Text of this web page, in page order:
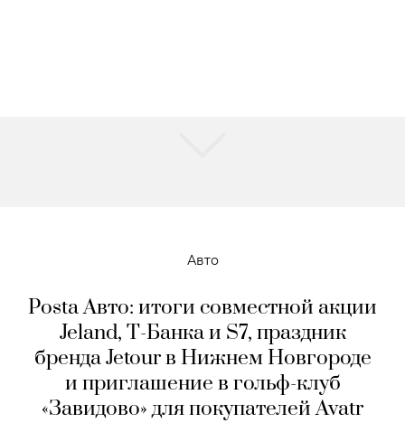
Авто
Posta Авто: итоги совместной акции
Jeland, Т-Банка и S7, праздник
бренда Jetour в Нижнем Новгороде
и приглашение в гольф-клуб
«Завидово» для покупателей Avatr